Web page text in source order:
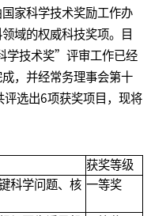
家科学技术奖励工作办
域的权威科技奖项。目
学技术奖”评审工作已经
，并经常务理事会第十
选出6项获奖项目，现将
获奖等级
科学问题、核 一等奖